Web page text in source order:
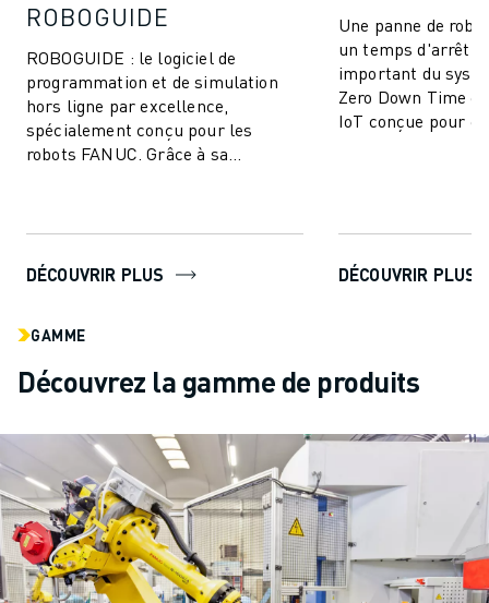
ROBOGUIDE
ROBOGUIDE : le logiciel de
programmation et de simulation
hors ligne par excellence,
spécialement conçu pour les
robots FANUC. Grâce à sa
DÉCOUVRIR PLUS
Une panne de
un temps d'arrêt
important du
Zero Down Time
IoT conçue pour
DÉCOUVRIR PLUS
GAMME
Découvrez la gamme de produits